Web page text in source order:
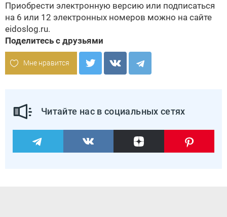
Приобрести электронную версию или подписаться
на 6 или 12 электронных номеров можно на сайте
eidoslog.ru.
Поделитесь с друзьями
Мне нравится
Читайте нас в социальных сетях